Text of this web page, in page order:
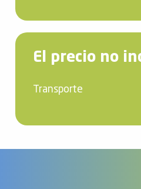
El precio no
Transporte